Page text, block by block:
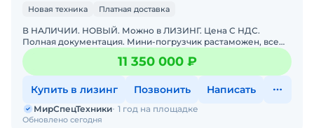
Новая техника Платная доставка
В НАЛИЧИИ. НОВЫЙ. Можно в ЛИЗИНГ. Цена С НДС.
Полная документация. Мини-погрузчик растаможен, все
документы готовы. Доставка до базы или объекта. ООО
"МирСпецТе
11 350 000 ₽
Купить в лизинг Позвонить Написать
Обновлено сегодня
МирСпецТехники 1 год на площадке